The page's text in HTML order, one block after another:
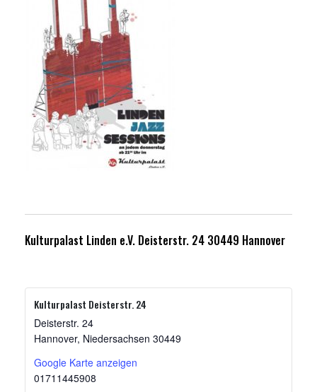
Kulturpalast Linden e.V. Deisterstr. 24 30449 Hannover
Kulturpalast Deisterstr. 24
Deisterstr. 24
Hannover, Niedersachsen 30449
Google Karte anzeigen
01711445908